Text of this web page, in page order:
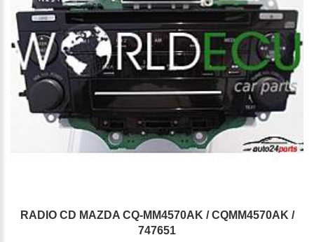
RADIO CD MAZDA CQ-MM4570AK / CQMM4570AK /
747651